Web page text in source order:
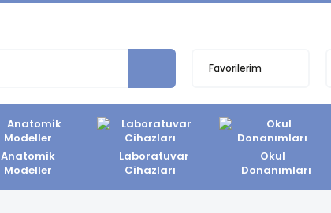
Favorilerim
Anatomik
Modeller
Laboratuvar
Cihazları
Okul
Donanımları